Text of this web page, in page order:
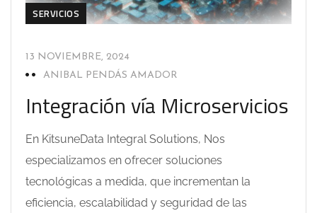
SERVICIOS
13 NOVIEMBRE, 2024
ANIBAL PENDÁS AMADOR
Integración vía Microservicios
En KitsuneData Integral Solutions, Nos
especializamos en ofrecer soluciones
tecnológicas a medida, que incrementan la
eficiencia, escalabilidad y seguridad de las